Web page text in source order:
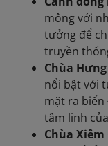
mông với
tưởng để
truyền
Chùa
nổi bật với
mặt ra
tâm linh
Chùa Xiêm